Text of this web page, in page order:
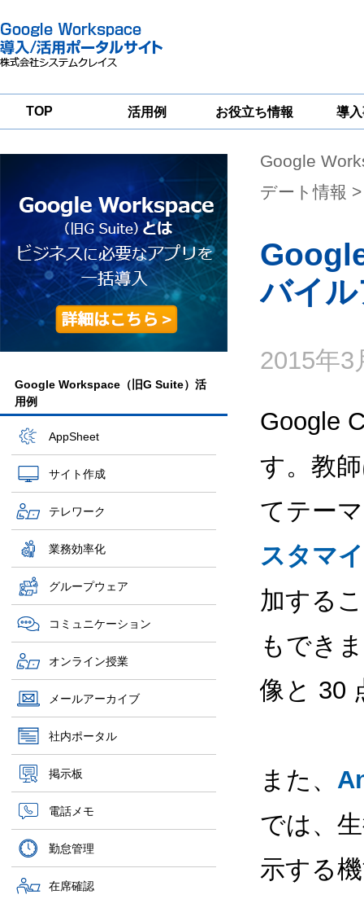
TOP 活用例 お役立ち情報
一
導
グループウェア
移行支援
Google
Workspace
セキュリティ
対策サービス
Google Workspace（旧G Suite）活
用例
AppSheet
サイト作成
テレワーク
業務効率化
グループウェア
コミュニケーション
オンライン授業
メールアーカイブ
社内ポータル
掲示板
電話メモ
勤怠管理
在席確認
Google
デート情報
バイ
2015年3
Google
す。教
てテー
スタマ
加する
もでき
像と 30
また、
では、
示する